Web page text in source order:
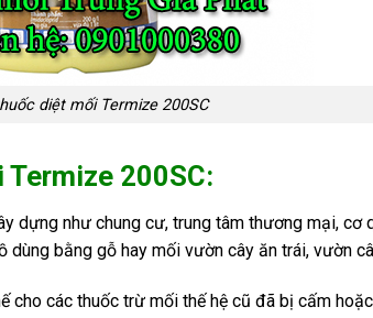
diệt mối Termize 200SC
200SC:
như chung cư, trung tâm thương mại, cơ
bằng gỗ hay mối vườn cây ăn trái, vườn
các thuốc trừ mối thế hệ cũ đã bị cấm